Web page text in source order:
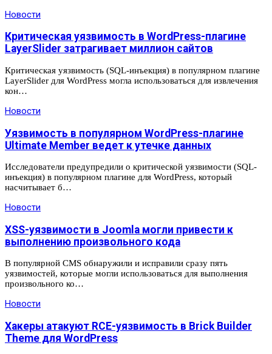
Новости
Критическая уязвимость в WordPress-плагине
LayerSlider затрагивает миллион сайтов
Критическая уязвимость (SQL-инъекция) в популярном плагине
LayerSlider для WordPress могла использоваться для извлечения
кон…
Новости
Уязвимость в популярном WordPress-плагине
Ultimate Member ведет к утечке данных
Исследователи предупредили о критической уязвимости (SQL-
инъекция) в популярном плагине для WordPress, который
насчитывает б…
Новости
XSS-уязвимости в Joomla могли привести к
выполнению произвольного кода
В популярной CMS обнаружили и исправили сразу пять
уязвимостей, которые могли использоваться для выполнения
произвольного ко…
Новости
Хакеры атакуют RCE-уязвимость в Brick Builder
Theme для WordPress